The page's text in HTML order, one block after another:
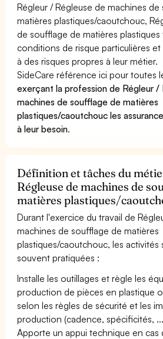
Régleur / Régleuse de machines
matières plastiques/caoutchouc,
de soufflage de matières
conditions de risque particulières
à des risques propres à leur métier.
SideCare référence ici pour toutes
exerçant la profession de Régleur /
machines de soufflage de matières
plastiques/caoutchouc les
à leur besoin.
Définition et tâches du
Régleuse de machines de
matières plastiques/
Durant l'exercice du travail de
machines de soufflage de matières
plastiques/caoutchouc, les activités
souvent pratiquées :
Installe les outillages et règle les
production de pièces en plastique
selon les règles de sécurité et les
production (cadence, spécificités,
Apporte un appui technique en cas